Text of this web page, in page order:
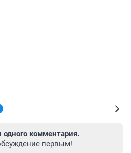
одного комментария.
первым!